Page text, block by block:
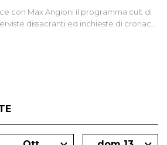
con Max Angioni il programma cult di
dissacranti ed inchieste di cronaca